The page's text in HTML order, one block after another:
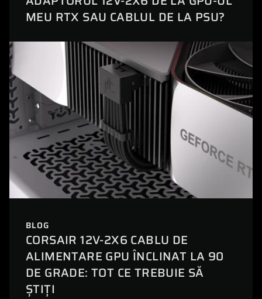
MEU RTX SAU CABLUL DE LA PSU?
BLOG
CORSAIR 12V-2X6 CABLU DE
ALIMENTARE GPU ÎNCLINAT LA 90
DE GRADE: TOT CE TREBUIE SĂ
ȘTIȚI